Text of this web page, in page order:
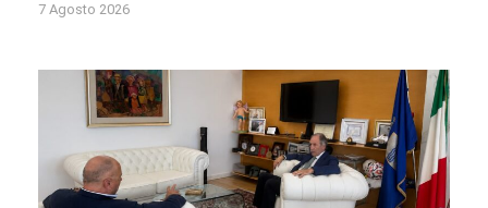
7 Agosto 2026